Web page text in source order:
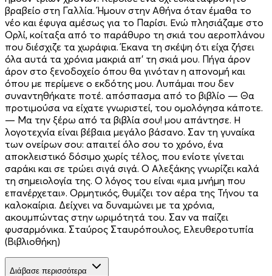
βραβείο στη Γαλλία. Ήμουν στην Αθήνα όταν έμαθα το
νέο και έφυγα αμέσως για το Παρίσι. Ενώ πλησιάζαμε στο
Ορλί, κοίταξα από το παράθυρο τη σκιά του αεροπλάνου
που διέσχιζε τα χωράφια. Έκανα τη σκέψη ότι είχα ζήσει
όλα αυτά τα χρόνια μακριά απ’ τη σκιά μου. Πήγα άρον
άρον στο ξενοδοχείο όπου θα γινόταν η απονομή και
όπου με περίμενε ο εκδότης μου. Λυπάμαι που δεν
συναντηθήκατε ποτέ. απόσπασμα από το βιβλίο — Θα
προτιμούσα να είχατε γνωριστεί, του ομολόγησα κάποτε.
— Μα την ξέρω από τα βιβλία σου! μου απάντησε. Η
λογοτεχνία είναι βέβαια μεγάλο βάσανο. Σαν τη γυναίκα
των ονείρων σου: απαιτεί όλο σου το χρόνο, ένα
αποκλειστικό δόσιμο χωρίς τέλος, που ενίοτε γίνεται
σαράκι και σε τρώει σιγά σιγά. Ο Αλεξάκης γνωρίζει καλά
τη σημειολογία της. Ο λόγος του είναι «μια μνήμη που
επανέρχεται». Ορμητικός, θυμίζει τον αέρα της Τήνου τα
καλοκαίρια. Δείχνει να δυναμώνει με τα χρόνια,
ακουμπώντας στην ωριμότητά του. Σαν να παίζει
φυσαρμόνικα. Σταύρος Σταυρόπουλος, Ελευθεροτυπία
(Βιβλιοθήκη)
Διάβασε περισσότερα